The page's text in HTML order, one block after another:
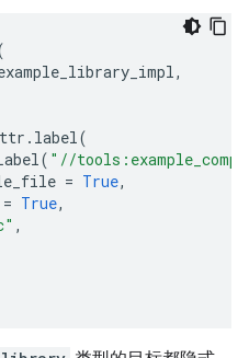
,
. label(
( "//
= True,
= True,
,